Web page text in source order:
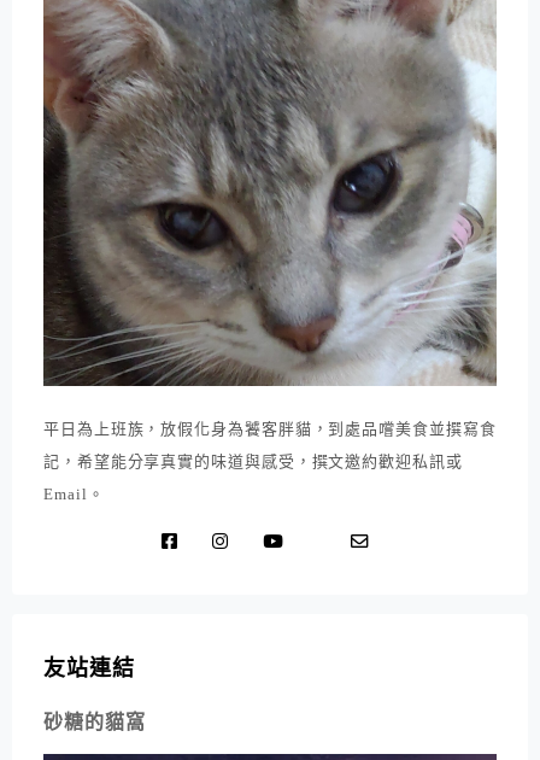
平日為上班族，放假化身為饕客胖貓，到處品嚐美食並撰寫食
記，希望能分享真實的味道與感受，撰文邀約歡迎私訊或
Email。
友站連結
砂糖的貓窩